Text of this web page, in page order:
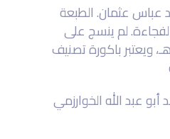
عباس عثمان. الطبعة
لم ينسج على
منواله، غطى حتى سنة 377هـ، ويعتبر باكورة تصنيف
عبد الله الخوارزمي